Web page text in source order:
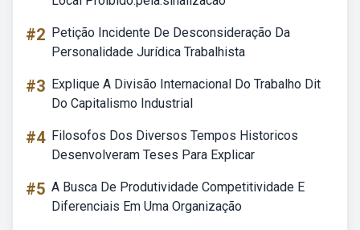
#2 Petição Incidente De Desconsideração Da
Personalidade Jurídica Trabalhista
#3 Explique A Divisão Internacional Do Trabalho Dit
Do Capitalismo Industrial
#4 Filosofos Dos Diversos Tempos Historicos
Desenvolveram Teses Para Explicar
#5 A Busca De Produtividade Competitividade E
Diferenciais Em Uma Organização